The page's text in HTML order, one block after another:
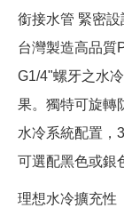
銜接水管 緊密設
台灣製造高品質
G1/4"螺牙之水
果。獨特可旋轉
水冷系統配置，
可選配黑色或銀
理想水冷擴充性